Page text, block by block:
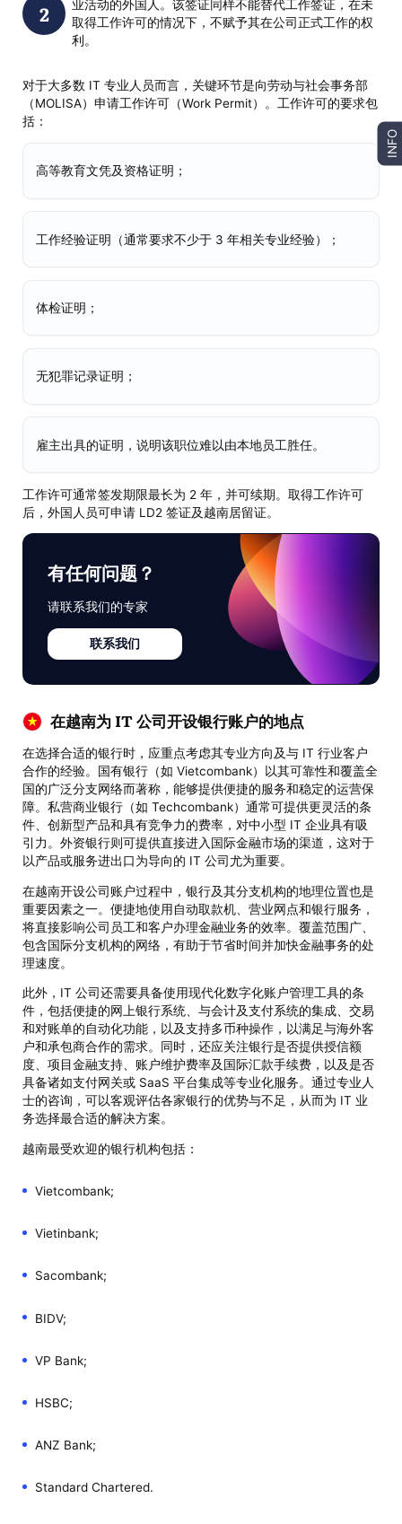
业活动的外国人。该签证同样不能替代工作签证，在未
取得工作许可的情况下，不赋予其在公司正式工作的权
利。
对于大多数 IT 专业人员而言，关键环节是向劳动与社会事务部
（MOLISA）申请工作许可（Work Permit）。工作许可的要求包
括：
高等教育文凭及资格证明；
工作经验证明（通常要求不少于 3 年相关专业经验）；
体检证明；
无犯罪记录证明；
雇主出具的证明，说明该职位难以由本地员工胜任。
工作许可通常签发期限最长为 2 年，并可续期。取得工作许可
后，外国人员可申请 LD2 签证及越南居留证。
有任何问题？
请联系我们的专家
联系我们
在越南为 IT 公司开设银行账户的地点
在选择合适的银行时，应重点考虑其专业方向及与 IT 行业客户
合作的经验。国有银行（如 Vietcombank）以其可靠性和覆盖全
国的广泛分支网络而著称，能够提供便捷的服务和稳定的运营保
障。私营商业银行（如 Techcombank）通常可提供更灵活的条
件、创新型产品和具有竞争力的费率，对中小型 IT 企业具有吸
引力。外资银行则可提供直接进入国际金融市场的渠道，这对于
以产品或服务进出口为导向的 IT 公司尤为重要。
在越南开设公司账户过程中，银行及其分支机构的地理位置也是
重要因素之一。便捷地使用自动取款机、营业网点和银行服务，
将直接影响公司员工和客户办理金融业务的效率。覆盖范围广、
包含国际分支机构的网络，有助于节省时间并加快金融事务的处
理速度。
此外，IT 公司还需要具备使用现代化数字化账户管理工具的条
件，包括便捷的网上银行系统、与会计及支付系统的集成、交易
和对账单的自动化功能，以及支持多币种操作，以满足与海外客
户和承包商合作的需求。同时，还应关注银行是否提供授信额
度、项目金融支持、账户维护费率及国际汇款手续费，以及是否
具备诸如支付网关或 SaaS 平台集成等专业化服务。通过专业人
士的咨询，可以客观评估各家银行的优势与不足，从而为 IT 业
务选择最合适的解决方案。
越南最受欢迎的银行机构包括：
Vietcombank;
Vietinbank;
Sacombank;
BIDV;
VP Bank;
HSBC;
ANZ Bank;
Standard Chartered.
INFO